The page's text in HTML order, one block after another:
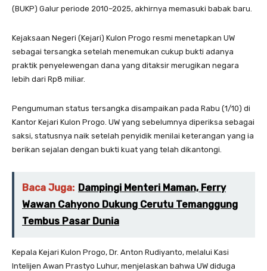
(BUKP) Galur periode 2010–2025, akhirnya memasuki babak baru.
Kejaksaan Negeri (Kejari) Kulon Progo resmi menetapkan UW
sebagai tersangka setelah menemukan cukup bukti adanya
praktik penyelewengan dana yang ditaksir merugikan negara
lebih dari Rp8 miliar.
Pengumuman status tersangka disampaikan pada Rabu (1/10) di
Kantor Kejari Kulon Progo. UW yang sebelumnya diperiksa sebagai
saksi, statusnya naik setelah penyidik menilai keterangan yang ia
berikan sejalan dengan bukti kuat yang telah dikantongi.
Baca Juga: Dampingi Menteri Maman, Ferry
Wawan Cahyono Dukung Cerutu Temanggung
Tembus Pasar Dunia
Kepala Kejari Kulon Progo, Dr. Anton Rudiyanto, melalui Kasi
Intelijen Awan Prastyo Luhur, menjelaskan bahwa UW diduga